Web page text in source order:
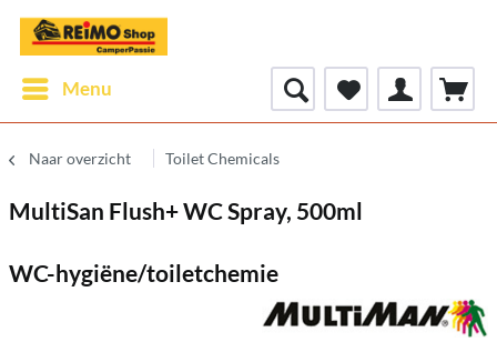
Menu
Naar overzicht Toilet Chemicals
MultiSan Flush+ WC Spray, 500ml
WC-hygiëne/toiletchemie